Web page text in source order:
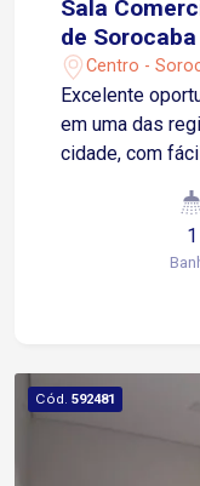
Sala
de Sorocaba
Centro -
Excelente
em uma das
cidade, com
fácil acesso à
São Paulo,
ao Terminal São Paulo. Sobre o
escritórios,
de negócios. Agende uma visita e aproveite esta
oportunidade
localização
1
Cód. 592481